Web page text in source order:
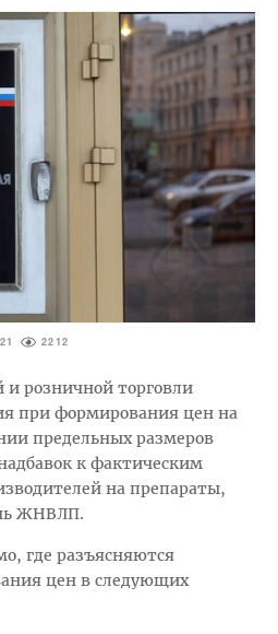
2212
и розничной торговли
при формирования цен на
предельных размеров
к фактическим
на препараты,
ЖНВЛП.
где разъясняются
цен в следующих